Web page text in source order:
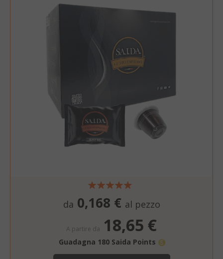
da 0,168 € al pezzo
A partire da 18,65 €
Guadagna 180 Saida Points